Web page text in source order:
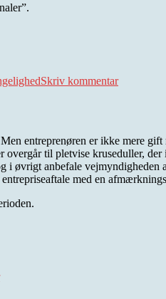
Skriv kommentarindretning
entreprenøren er ikke mere gift
til pletvise kruseduller,
i øvrigt anbefale vejmyndigheden
med en
nyt,